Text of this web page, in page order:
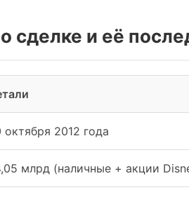
и её
октября 2012 года
млрд (наличные + акции